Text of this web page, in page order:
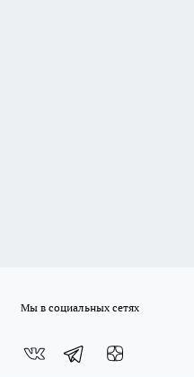
Мы в социальных сетях